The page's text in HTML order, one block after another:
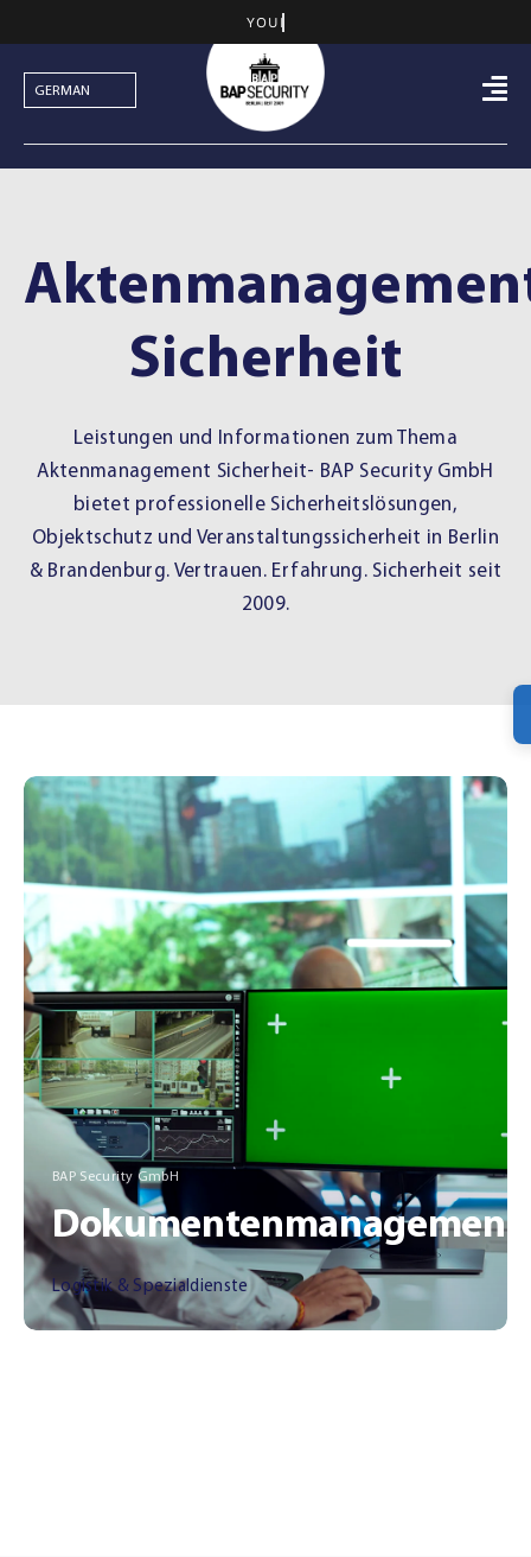
to
content
Sicherheit
Leistungen und Informationen zum Thema
Aktenmanagement Sicherheit- BAP Security GmbH
bietet professionelle Sicherheitslösungen,
Objektschutz und Veranstaltungssicherheit in Berlin
& Brandenburg. Vertrauen. Erfahrung. Sicherheit seit
2009.
BAP Security GmbH
Dokumentenmanagement
Logistik & Spezialdienste